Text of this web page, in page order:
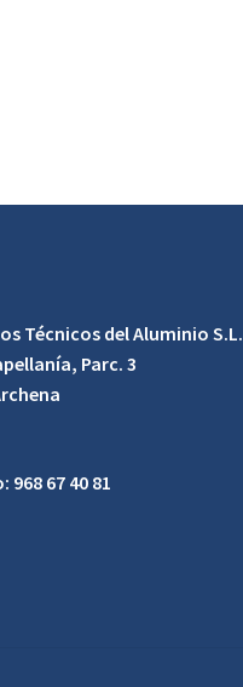
Técnicos del Aluminio S.L.
Parc. 3
968 67 40 81